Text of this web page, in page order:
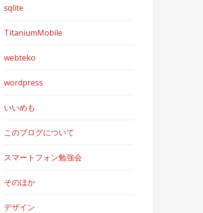
sqlite
TitaniumMobile
webteko
wordpress
いいめも
このブログについて
スマートフォン勉強会
そのほか
デザイン